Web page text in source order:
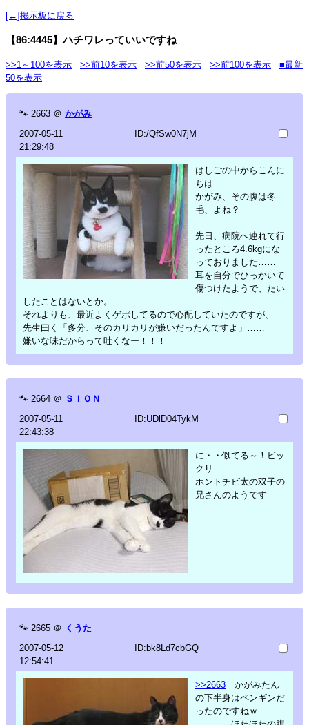
[←]掲示板に戻る
【86:4445】ハチワレっていいですね
>>1～100を表示 >>前10を表示 >>前50を表示 >>前100を表示
■最新
50を表示
🐾 2663 ＠ かがみ
2007-05-11
21:29:48
ID:/QfSw0N7jM
はしごの中からこんに
ちは
かがみ、その腹は冬
毛、よね？
先日、病院へ連れて行
ったところ4.6kgにな
っておりました……
耳を自分でひっかいて
傷つけたようで、たい
したことはないとか。
それよりも、最近よくゲポしてるので心配していたのですが、
先生曰く「多分、そのカリカリが嫌いだったんですよ」……
嫌いな味だからって吐くなー！！！
🐾 2664 ＠ ＳＩＯＮ
2007-05-11
22:43:38
ID:UDlD04TykM
に・・似てる～！ビッ
クリ
ホントチビ太の双子の
兄さんのようです
🐾 2665 ＠ くうた
2007-05-12
12:54:41
ID:bk8Ld7cbGQ
>>2663 かがみたん
の下半身はペンギンだ
ったのですねｗ